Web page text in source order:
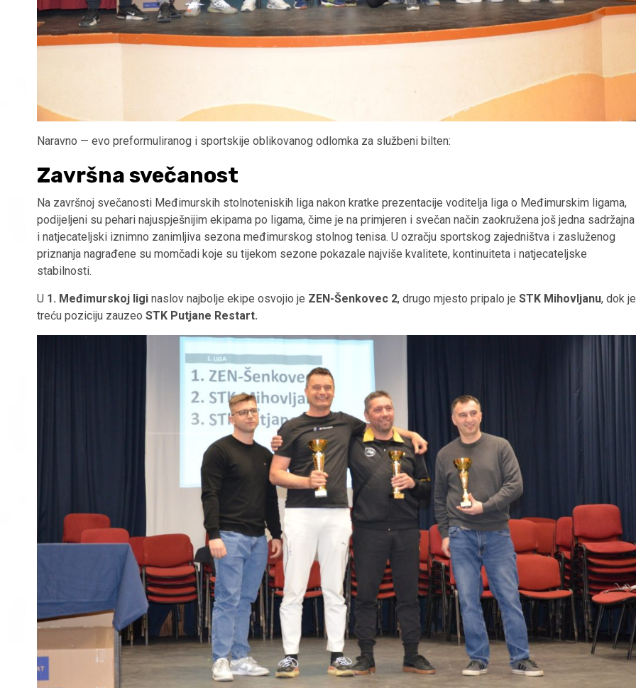
Naravno — evo preformuliranog i sportskije oblikovanog odlomka za službeni bilten:
Završna svečanost
Na završnoj svečanosti Međimurskih stolnoteniskih liga nakon kratke prezentacije voditelja liga o Međimurskim ligama,
podijeljeni su pehari najuspješnijim ekipama po ligama, čime je na primjeren i svečan način zaokružena još jedna sadržajna
i natjecateljski iznimno zanimljiva sezona međimurskog stolnog tenisa. U ozračju sportskog zajedništva i zasluženog
priznanja nagrađene su momčadi koje su tijekom sezone pokazale najviše kvalitete, kontinuiteta i natjecateljske
stabilnosti.
U 1. Međimurskoj ligi naslov najbolje ekipe osvojio je ZEN-Šenkovec 2, drugo mjesto pripalo je STK Mihovljanu, dok je
treću poziciju zauzeo STK Putjane Restart.